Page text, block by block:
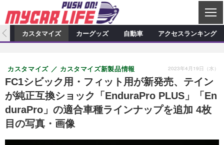
C
L
S
カーオーディオ
プロショップ検索 ショップ訪問記
カーオーディオニュース デモカー製作記
その他
カスタマイズ特集記事 カスタマイズ新製品情報
カスタマイズニュース
カーグッズ
カーグッズ特集記事 カーグッズ新製品情報
カーグッズニュース
自動車
ニュース
スクープ
アクセスランキング
カスタマイズ カーグッズ 自動車 アクセスランキング
FC1シビック用・フィット用が新発売、テイン
が純正互換ショック「EnduraPro PLUS」「En
duraPro」の適合車種ラインナップを追加 4枚
目の写真・画像
カスタマイズ カスタマイズ新製品情報 2023年4月19日（水）